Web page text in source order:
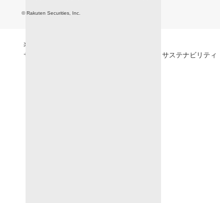
© Rakuten Securities, Inc.
楽天グループ
サービス一覧 サステナビリティ